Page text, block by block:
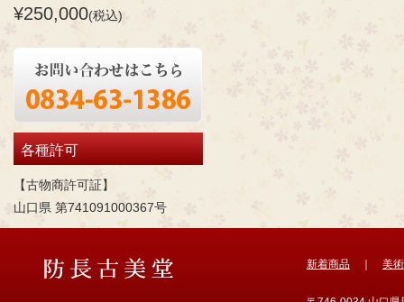
¥250,000(税込)
各種許可
【古物商許可証】
山口県 第741091000367号
新着商品 美